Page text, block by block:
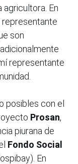
agricultora. En
representante
son
representante
posibles con el
Prosan,
piurana de
Fondo Social
En